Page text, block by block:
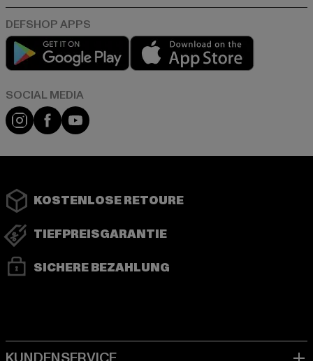
Play market
Instagram
FacebookYouTube
KOSTENLOSE RETOURE
TIEFPREISGARANTIE
SICHERE BEZAHLUNG